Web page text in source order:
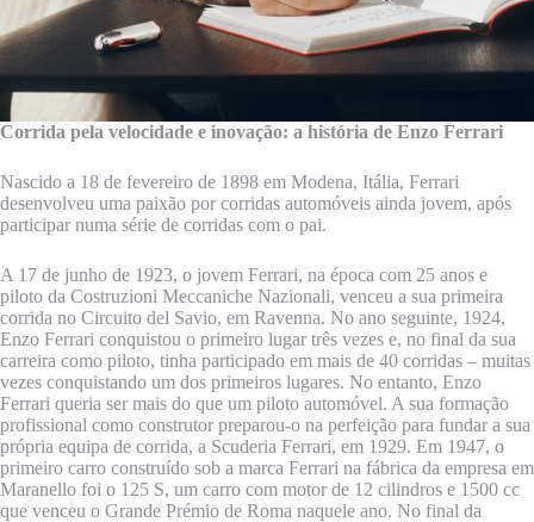
Corrida pela velocidade e inovação: a história de Enzo Ferrari
Nascido a 18 de fevereiro de 1898 em Modena, Itália, Ferrari
desenvolveu uma paixão por corridas automóveis ainda jovem, após
participar numa série de corridas com o pai.
A 17 de junho de 1923, o jovem Ferrari, na época com 25 anos e
piloto da Costruzioni Meccaniche Nazionali, venceu a sua primeira
corrida no Circuito del Savio, em Ravenna. No ano seguinte, 1924,
Enzo Ferrari conquistou o primeiro lugar três vezes e, no final da sua
carreira como piloto, tinha participado em mais de 40 corridas – muitas
vezes conquistando um dos primeiros lugares. No entanto, Enzo
Ferrari queria ser mais do que um piloto automóvel. A sua formação
profissional como construtor preparou-o na perfeição para fundar a sua
própria equipa de corrida, a Scuderia Ferrari, em 1929. Em 1947, o
primeiro carro construído sob a marca Ferrari na fábrica da empresa em
Maranello foi o 125 S, um carro com motor de 12 cilindros e 1500 cc
que venceu o Grande Prémio de Roma naquele ano. No final da